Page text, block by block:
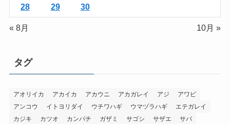
28 29 30
« 8月 10月 »
タグ
アオリイカ アカイカ アカウニ アカガレイ アジ
アワビ
アンコウ
イトヨリダイ ウチワハギ ウマヅラハギ
エテガレイ
カジキ
カツオ カンパチ ガザミ サゴシ サザエ サバ